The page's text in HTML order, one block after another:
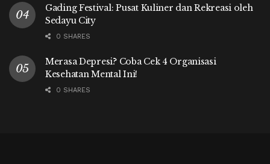
Gading Festival: Pusat Kuliner dan Rekreasi oleh
Sedayu City
0 SHARES
Merasa Depresi? Coba Cek 4 Organisasi
Kesehatan Mental Ini!
0 SHARES